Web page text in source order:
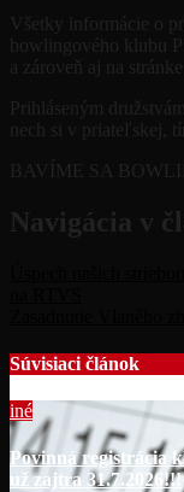
Všetky informácie o
bowlingového klubu
a zároveň aj na
Prihláseným
nech si v priateľskej,
BAVÍME SA
Navigácia v
Súvisiaci článok
iné
Povinná registrácia
už zajtra 31.7.2026!!!